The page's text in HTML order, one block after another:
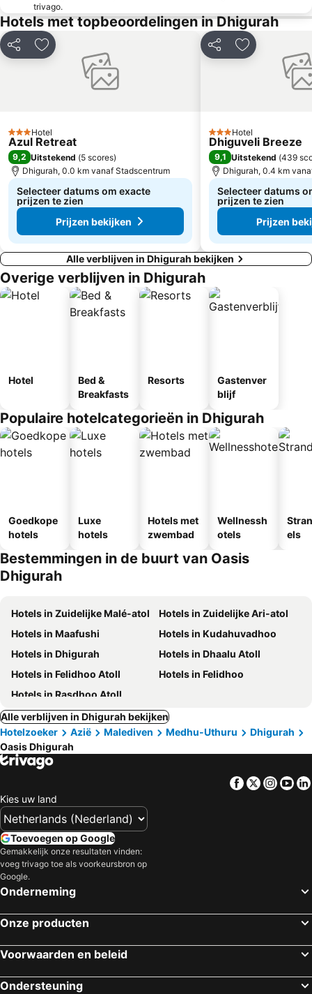
trivago.
Hotels met topbeoordelingen in Dhigurah
Delen Toevoegen aan favorieten
3 Sterren
Hotel
Azul Retreat
9,2 Uitstekend (5 scores)
Dhigurah, 0.0 km vanaf Stadscentrum
Selecteer datums om exacte
prijzen te zien
Prijzen bekijken
Delen Toevoegen
3 Sterren
Hotel
Dhiguveli Breeze
9,1 Uitstekend (439
Dhigurah, 0.4 km
Selecteer datums
prijzen te zien
Prijzen
Alle verblijven in Dhigurah bekijken
Overige verblijven in Dhigurah
Hotel
Bed &
Breakfasts
Resorts
Gastenver
blijf
Populaire hotelcategorieën in Dhigurah
Goedkope
hotels
Luxe
hotels
Hotels met
zwembad
Wellnessh
otels
els
Bestemmingen in de buurt van Oasis
Dhigurah
Hotels in Zuidelijke Malé-atol
Hotels in Zuidelijke Ari-atol
Hotels in Maafushi
Hotels in Kudahuvadhoo
Hotels in Dhigurah
Hotels in Dhaalu Atoll
Hotels in Felidhoo Atoll
Hotels in Felidhoo
Hotels in Rasdhoo Atoll
Alle verblijven in Dhigurah bekijken
Hotelzoeker
Azië Malediven Medhu-Uthuru
Dhigurah
Oasis Dhigurah
Facebook
Twitter
Kies uw land
Toevoegen op Google
Gemakkelijk onze resultaten vinden:
voeg trivago toe als voorkeursbron op
Google.
Onderneming
Onze producten
Voorwaarden en beleid
Ondersteuning